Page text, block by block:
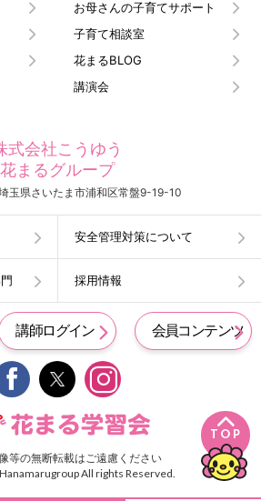
TOP
お母さんの子育てサポート
子育て相談室
花まるBLOG
講演会
式会社こうゆう
花まるグループ
玉県さいたま市浦和区常盤9-19-10
安全管理対策について
採用情報
講師ログイン 会員コンテンツ

等の無断転載はご遠慮ください
All rights Reserved.